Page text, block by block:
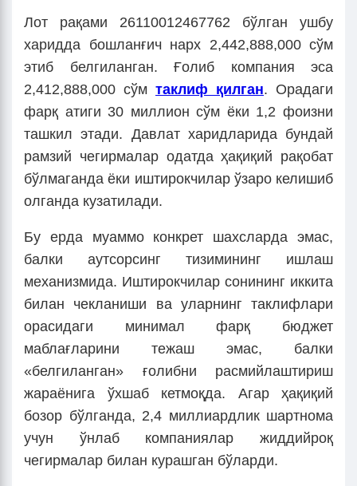
Лот рақами 26110012467762 бўлган ушбу
харидда бошланғич нарх 2,442,888,000 сўм
этиб белгиланган. Ғолиб компания эса
2,412,888,000 сўм таклиф қилган. Орадаги
фарқ атиги 30 миллион сўм ёки 1,2 фоизни
ташкил этади. Давлат харидларида бундай
рамзий чегирмалар одатда ҳақиқий рақобат
бўлмаганда ёки иштирокчилар ўзаро келишиб
олганда кузатилади.
Бу ерда муаммо конкрет шахсларда эмас,
балки аутсорсинг тизимининг ишлаш
механизмида. Иштирокчилар сонининг иккита
билан чекланиши ва уларнинг таклифлари
орасидаги минимал фарқ бюджет
маблағларини тежаш эмас, балки
«белгиланган» ғолибни расмийлаштириш
жараёнига ўхшаб кетмоқда. Агар ҳақиқий
бозор бўлганда, 2,4 миллиардлик шартнома
учун ўнлаб компаниялар жиддийроқ
чегирмалар билан курашган бўларди.